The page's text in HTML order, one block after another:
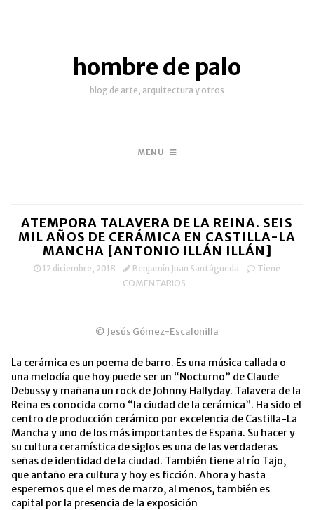
hombre de palo
blog de arte, arquitectura y otros
MENU
ATEMPORA TALAVERA DE LA REINA. SEIS
MIL AÑOS DE CERÁMICA EN CASTILLA-LA
MANCHA [ANTONIO ILLÁN ILLÁN]
12 diciembre, 2018 Benjamín Juan Santágueda
Tiene
COMENTARIOS
© Jesús Gómez-Escalonilla
La cerámica es un poema de barro. Es una música callada o
una melodía que hoy puede ser un “Nocturno” de Claude
Debussy y mañana un rock de Johnny Hallyday. Talavera de la
Reina es conocida como “la ciudad de la cerámica”. Ha sido el
centro de producción cerámico por excelencia de Castilla-La
Mancha y uno de los más importantes de España. Su hacer y
su cultura ceramística de siglos es una de las verdaderas
señas de identidad de la ciudad. También tiene al río Tajo,
que antaño era cultura y hoy es ficción. Ahora y hasta
esperemos que el mes de marzo, al menos, también es
capital por la presencia de la exposición